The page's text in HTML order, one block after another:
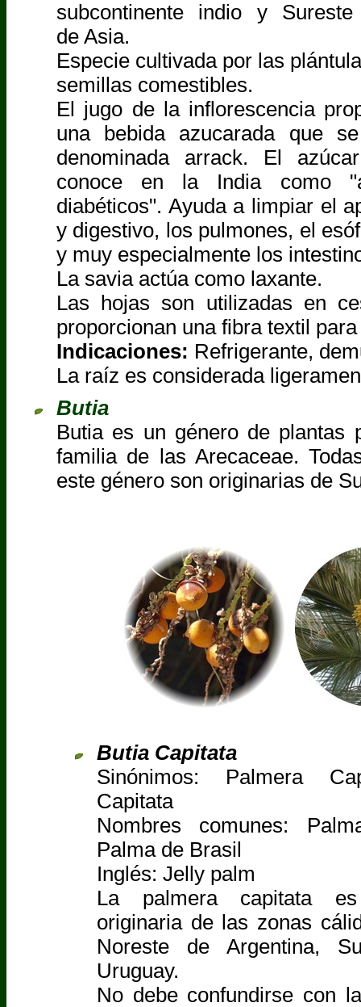
subcontinente indio y Sureste
de Asia.
Especie cultivada por las
semillas comestibles.
El jugo de la inflorescencia
una bebida azucarada que
denominada arrack. El
conoce en la India como
diabéticos". Ayuda a limpiar el
y digestivo, los pulmones, el
y muy especialmente los
La savia actúa como laxante.
Las hojas son utilizadas en
proporcionan una fibra textil
Indicaciones: Refrigerante,
La raíz es considerada
Butia
Butia es un género de plantas
familia de las Arecaceae.
este género son originarias de
Butia Capitata
Sinónimos: Palmera
Capitata
Nombres comunes:
Palma de Brasil
Inglés: Jelly palm
La palmera capitata
originaria de las zonas
Noreste de Argentina,
Uruguay.
No debe confundirse con